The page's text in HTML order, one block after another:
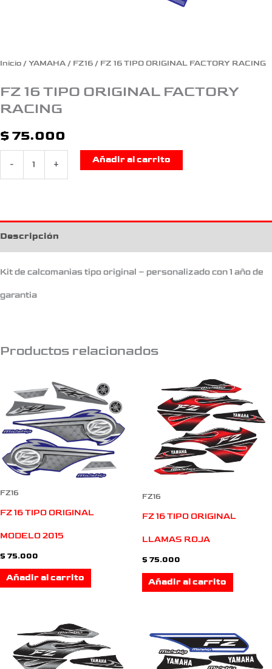
Inicio / YAMAHA / FZ16 / FZ 16 TIPO ORIGINAL FACTORY RACING
FZ 16 TIPO ORIGINAL FACTORY
RACING
$ 75.000
- +
Añadir al carrito
Descripción
Kit de calcomanias tipo original – personalizado con 1 año de
garantia
Productos relacionados
FZ16
FZ 16 TIPO ORIGINAL
MODELO 2015
$ 75.000
Añadir al carrito
FZ16
FZ 16 TIPO ORIGINAL
LLAMAS ROJA
$ 75.000
Añadir al carrito